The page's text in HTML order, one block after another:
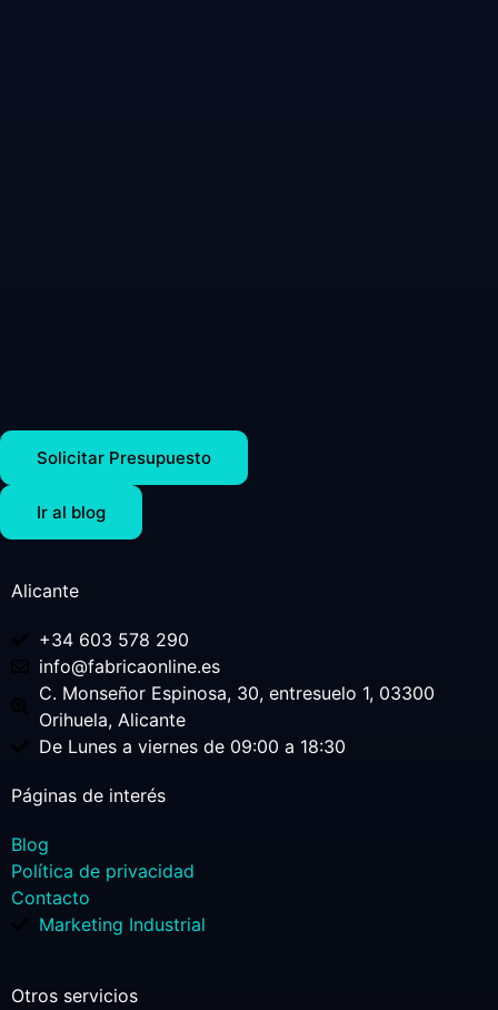
Solicitar Presupuesto
Ir al blog
Otros servicios
Páginas de interés
Blog
Política de privacidad
Contacto
Marketing Industrial
Alicante
+34 603 578 290
info@fabricaonline.es
C. Monseñor Espinosa, 30, entresuelo 1, 03300
Orihuela, Alicante
De Lunes a viernes de 09:00 a 18:30